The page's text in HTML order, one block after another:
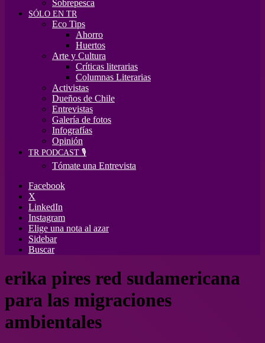
Sobrepesca
SÓLO EN TR
Eco Tips
Ahorro
Huertos
Arte y Cultura
Críticas literarias
Columnas Literarias
Activistas
Dueños de Chile
Entrevistas
Galería de fotos
Infografías
Opinión
TR PODCAST 🎙️
Tómate una Entrevista
Facebook
X
LinkedIn
Instagram
Elige una nota al azar
Sidebar
Buscar
erika pires red sudamericana
para las migraciones
ambientales